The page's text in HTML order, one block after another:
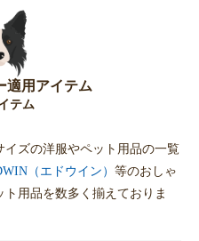
適用アイテム
テム
ズの洋服やペット用品の一覧
（エドウイン） 等のおしゃ
用品を数多く揃えておりま